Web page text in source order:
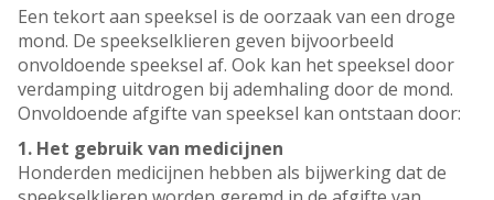
Een tekort aan speeksel is de oorzaak van een droge
mond. De speekselklieren geven bijvoorbeeld
onvoldoende speeksel af. Ook kan het speeksel door
verdamping uitdrogen bij ademhaling door de mond.
Onvoldoende afgifte van speeksel kan ontstaan door:
1. Het gebruik van medicijnen
Honderden medicijnen hebben als bijwerking dat de